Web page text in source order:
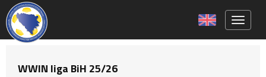
WWIN liga BiH 25/26